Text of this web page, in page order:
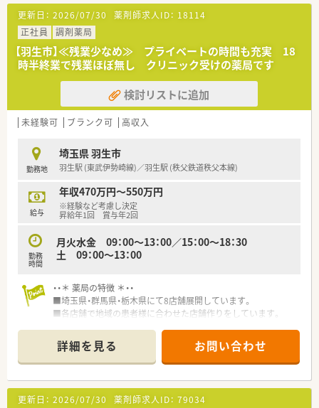
方箋を1日約60枚ほど応需しています。
■薬剤師は常勤2名とパート2名の体制で、地域に密着した医療
機関からの処方箋に丁寧に対応します。
■門前クリニックとの連携が非常にスムーズで、落ち着いた環境
の中で服薬指導に集中できる職場です。
【法人特徴について】
■埼玉県北部を中心に25店舗を展開する地域最大級のグループ
で、経営基盤が非常に安定しています。
■いずれの店舗もアットホームで家庭的な雰囲気があり、風通し
■監査システムなどの最新機器を積極的に導入し、安全で効率的
な業務環境の整備に注力しています。
【想定される業務内容】
■主な業務は調剤や監査および服薬指導で、最新のシステムを活
用してミス防止を徹底しています。
■在宅業務は施設への対応を一部店舗で実施しており、地域医療
に多角的に貢献することが可能です。
■処方箋枚数に対して適切なスタッフを配置しているため、一人
ひとりの患者様と向き合えます。
更新日： 2026/07/30 薬剤師求人ID： 18114
正社員
調剤薬局
【羽生市】≪残業少なめ≫ プライベートの時間も充実 18
時半終業で残業ほぼ無し クリニック受けの薬局です
検討リストに追加
未経験可 ブランク可 高収入
勤務地
埼玉県 羽生市
羽生駅 (東武伊勢崎線)／羽生駅 (秩父鉄道秩父本線)
給与
年収470万円～550万円
※経験など考慮し決定
昇給年1回 賞与年2回
勤務
時間
月火水金 09：00～13：00／15：00～18：30
土 09：00～13：00
・・＊ 薬局の特徴 ＊・・
■埼玉県・群馬県・栃木県にて8店舗展開しています。
■各店舗で地域の患者様に合わせた店舗作りをしています。
■社員の意見が反映される風通しの良い環境です。
詳細を見る お問い合わせ
更新日： 2026/07/30 薬剤師求人ID： 79034